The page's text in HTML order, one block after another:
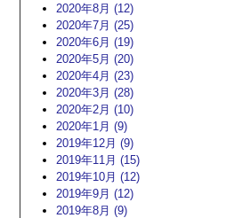
2020年8月 (12)
2020年7月 (25)
2020年6月 (19)
2020年5月 (20)
2020年4月 (23)
2020年3月 (28)
2020年2月 (10)
2020年1月 (9)
2019年12月 (9)
2019年11月 (15)
2019年10月 (12)
2019年9月 (12)
2019年8月 (9)